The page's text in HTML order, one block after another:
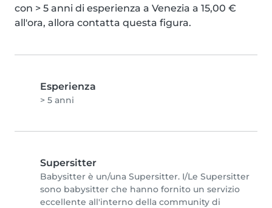
con > 5 anni di esperienza a Venezia a 15,00 €
all'ora, allora contatta questa figura.
Esperienza
> 5 anni
Supersitter
Babysitter è un/una Supersitter. I/Le Supersitter
sono babysitter che hanno fornito un servizio
eccellente all'interno della community di